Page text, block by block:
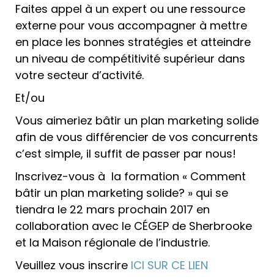
Faites appel à un expert ou une ressource
externe pour vous accompagner à mettre
en place les bonnes stratégies et atteindre
un niveau de compétitivité supérieur dans
votre secteur d’activité.
Et/ou
Vous aimeriez bâtir un plan marketing solide
afin de vous différencier de vos concurrents
c’est simple, il suffit de passer par nous!
Inscrivez-vous à la formation « Comment
bâtir un plan marketing solide? » qui se
tiendra le 22 mars prochain 2017 en
collaboration avec le CÉGEP de Sherbrooke
et la Maison régionale de l’industrie.
Veuillez vous inscrire ICI SUR CE LIEN